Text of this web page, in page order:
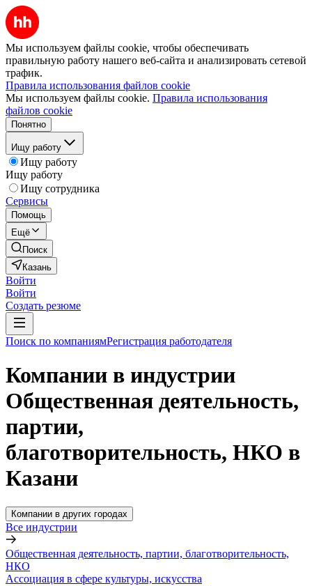
Мы используем файлы cookie, чтобы обеспечивать
правильную работу нашего веб-сайта и анализировать сетевой
трафик.
Правила использования файлов cookie
Мы используем файлы cookie. Правила использования
файлов cookie
Понятно
Ищу работу
Ищу работу
Ищу работу
Ищу сотрудника
Сервисы
Помощь
Ещё
Поиск
Казань
Войти
Войти
Создать резюме
Поиск по компаниямРегистрация работодателя
Компании в индустрии
Общественная деятельность,
партии,
благотворительность, НКО в
Казани
Компании в других городах
Все индустрии
Общественная деятельность, партии, благотворительность,
НКО
Ассоциация в сфере культуры, искусства